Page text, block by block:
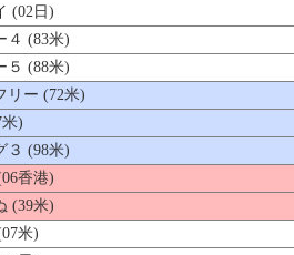
(02日)
４ (83米)
５ (88米)
リー (72米)
)
３ (98米)
香港)
(39米)
米)